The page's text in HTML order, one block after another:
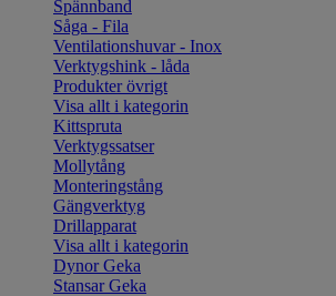
Spännband
Såga - Fila
Ventilationshuvar - Inox
Verktygshink - låda
Produkter övrigt
Visa allt i kategorin
Kittspruta
Verktygssatser
Mollytång
Monteringstång
Gängverktyg
Drillapparat
Visa allt i kategorin
Dynor Geka
Stansar Geka